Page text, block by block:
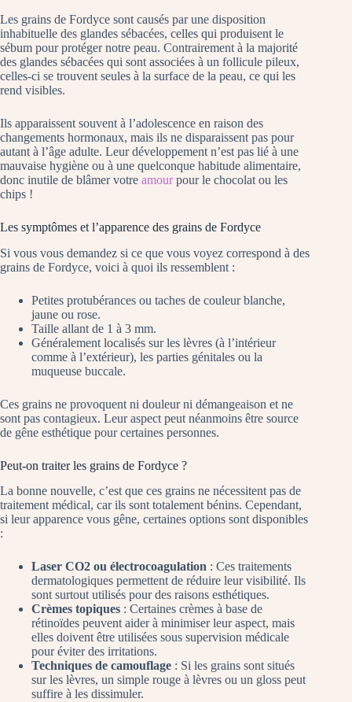
Les grains de Fordyce sont causés par une disposition
inhabituelle des glandes sébacées, celles qui produisent le
sébum pour protéger notre peau. Contrairement à la majorité
des glandes sébacées qui sont associées à un follicule pileux,
celles-ci se trouvent seules à la surface de la peau, ce qui les
rend visibles.
Ils apparaissent souvent à l’adolescence en raison des
changements hormonaux, mais ils ne disparaissent pas pour
autant à l’âge adulte. Leur développement n’est pas lié à une
mauvaise hygiène ou à une quelconque habitude alimentaire,
donc inutile de blâmer votre amourpour le chocolat ou les
chips !
Les symptômes et l’apparence des grains de Fordyce
Si vous vous demandez si ce que vous voyez correspond à des
grains de Fordyce, voici à quoi ils ressemblent :
Petites protubérances ou taches de couleur blanche,
jaune ou rose.
Taille allant de 1 à 3 mm.
Généralement localisés sur les lèvres (à l’intérieur
comme à l’extérieur), les parties génitales ou la
muqueuse buccale.
Ces grains ne provoquent ni douleur ni démangeaison et ne
sont pas contagieux. Leur aspect peut néanmoins être source
de gêne esthétique pour certaines personnes.
Peut-on traiter les grains de Fordyce ?
La bonne nouvelle, c’est que ces grains ne nécessitent pas de
traitement médical, car ils sont totalement bénins. Cependant,
si leur apparence vous gêne, certaines options sont disponibles
:
Laser CO2 ou électrocoagulation : Ces traitements
dermatologiques permettent de réduire leur visibilité. Ils
sont surtout utilisés pour des raisons esthétiques.
Crèmes topiques : Certaines crèmes à base de
rétinoïdes peuvent aider à minimiser leur aspect, mais
elles doivent être utilisées sous supervision médicale
pour éviter des irritations.
Techniques de camouflage : Si les grains sont situés
sur les lèvres, un simple rouge à lèvres ou un gloss peut
suffire à les dissimuler.